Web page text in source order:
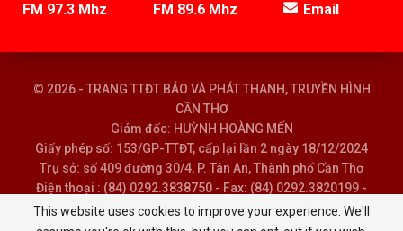
FM 97.3 Mhz FM 89.6 Mhz Email
© 2026 - TRANG TTĐT BÁO VÀ PHÁT THANH, TRUYỀN HÌNH
CẦN THƠ
Giám đốc: HUỲNH HOÀNG MẾN
Giấy phép số: 153/GP-TTĐT, cấp lại lần 2 ngày 18/12/2024
Trụ sở: số 409 đường 30/4, P. Tân An, Thành phố Cần Thơ
Điện thoại : (84) 0292.3838750 - Fax: (84) 0292.3820199 -
Email : baoptth@cantho.gov.vn
This website uses cookies to improve your experience. We'll